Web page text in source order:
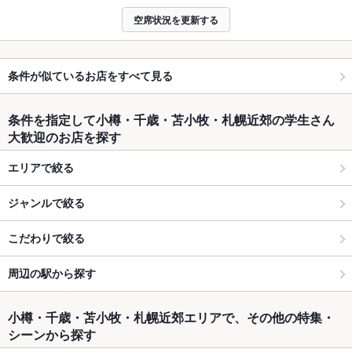
空席状況を更新する
条件が似ているお店をすべて見る
条件を指定して小樽・千歳・苫小牧・札幌近郊の学生さん
大歓迎のお店を探す
エリアで絞る
ジャンルで絞る
こだわりで絞る
周辺の駅から探す
小樽・千歳・苫小牧・札幌近郊エリアで、その他の特集・
シーンから探す